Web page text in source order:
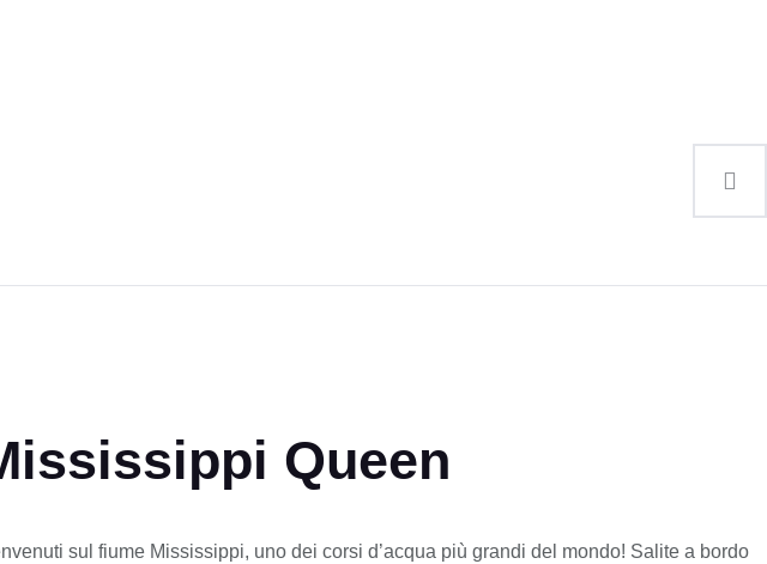
Queen
sul fiume Mississippi, uno dei corsi d’acqua più grandi del mondo! Salite a bordo